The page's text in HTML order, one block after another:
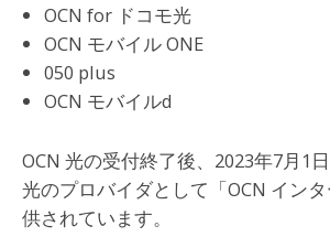
OCN for ドコモ光
OCN モバイル ONE
050 plus
OCN モバイルd
OCN 光の受付終了後、2023年7月1
光のプロバイダとして「OCN イン
供されています。